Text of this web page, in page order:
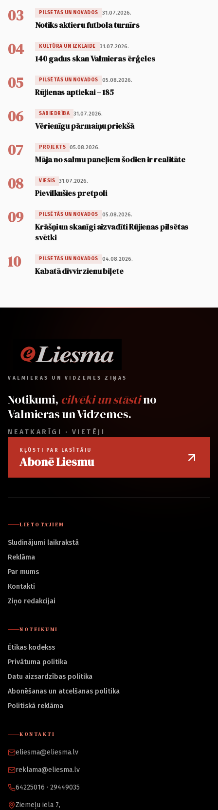
03 PILSĒTĀS UN NOVADOS 31.07.2026.
Notiks aktieru futbola turnīrs
04 KULTŪRA UN IZKLAIDE 31.07.2026.
140 gadus skan Valmieras ērģeles
05 PILSĒTĀS UN NOVADOS 05.08.2026.
Rūjienas aptiekai – 185
06 SABIEDRĪBA 31.07.2026.
Vērienīgu pārmaiņu priekšā
07 PROJEKTS 05.08.2026.
Māja no salmu paneļiem šodien ir realitāte
08 VIESIS 31.07.2026.
Pievilkušies pretpoli
09 PILSĒTĀS UN NOVADOS 05.08.2026.
Krāšņi un skanīgi aizvadīti Rūjienas pilsētas
svētki
10 PILSĒTĀS UN NOVADOS 04.08.2026.
Kabatā divvirzienu biļete
VALMIERAS UN VIDZEMES ZIŅAS
Notikumi, cilvēki un stāstino
Valmieras un Vidzemes.
NEATKARĪGI · VIETĒJI
KĻŪSTI PAR LASĪTĀJU
Abonē Liesmu
LIETOTĀJIEM
Sludinājumi laikrakstā
Reklāma
Par mums
Kontakti
Ziņo redakcijai
NOTEIKUMI
Ētikas kodekss
Privātuma politika
Datu aizsardzības politika
Abonēšanas un atcelšanas politika
Politiskā reklāma
KONTAKTI
eliesma@eliesma.lv
reklama@eliesma.lv
64225016 · 29449035
Ziemeļu iela 7,